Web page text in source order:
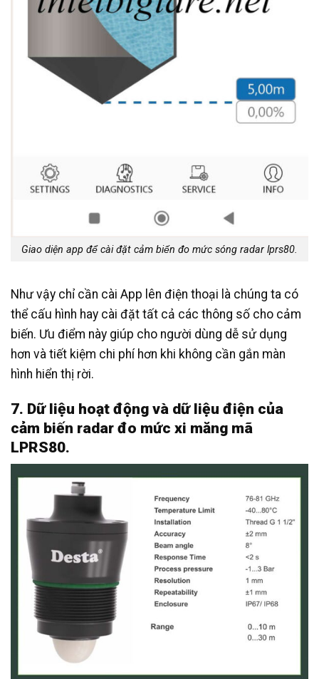
Giao diện app để cài đặt cảm biến đo mức sóng radar lprs80.
Như vậy chỉ cần cài App lên điện thoại là chúng ta có
thể cấu hình hay cài đặt tất cả các thông số cho cảm
biến. Ưu điểm này giúp cho người dùng dễ sử dụng
hơn và tiết kiệm chi phí hơn khi không cần gắn màn
hình hiển thị rời.
7. Dữ liệu hoạt động và dữ liệu điện của
cảm biến radar đo mức xi măng mã
LPRS80.